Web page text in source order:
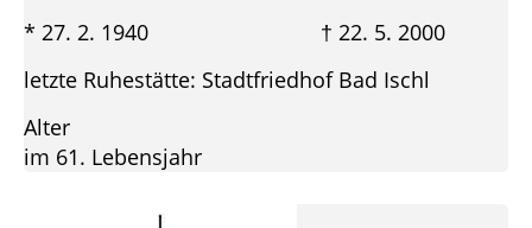
* 27. 2. 1940 † 22. 5. 2000
letzte Ruhestätte: Stadtfriedhof Bad Ischl
Alter
im 61. Lebensjahr